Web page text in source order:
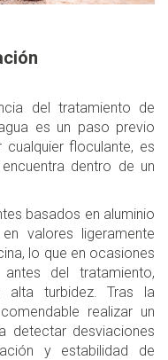
del tratamiento de
es un paso previo
floculante, es
dentro de un
basados en aluminio
valores ligeramente
lo que en ocasiones
del tratamiento,
alta turbidez. Tras la
realizar un
detectar desviaciones
y estabilidad de